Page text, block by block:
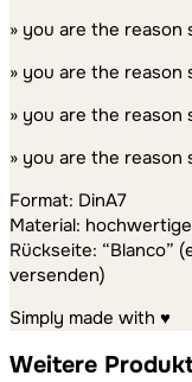
» you are the reason
» you are the reason
» you are the reason
» you are the reason
Format: DinA7
Material:
Rückseite: “Blanco”
versenden)
Simply made with ♥
Weitere